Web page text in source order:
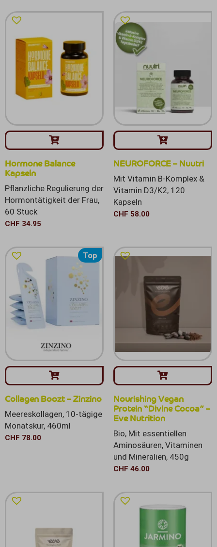
Hormone Balance
Kapseln
CHF 34.95
Pflanzliche Regulierung der
Hormontätigkeit der Frau,
60 Stück
NEUROFORCE – Nuutri
CHF 58.00
Mit Vitamin B-Komplex &
Vitamin D3/K2, 120
Kapseln
Top
Collagen Boozt – Zinzino
CHF 78.00
Meereskollagen, 10-tägige
Monatskur, 460ml
Nourishing Vegan
Protein “Divine Cocoa” –
Eve Nutrition
CHF 46.00
Bio, Mit essentiellen
Aminosäuren, Vitaminen
und Mineralien, 450g